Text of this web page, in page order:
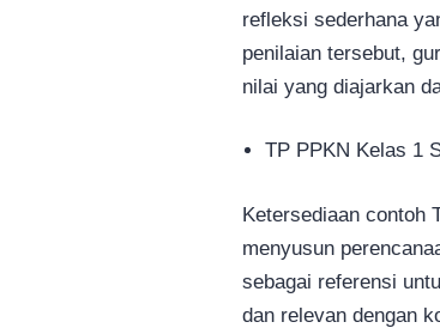
refleksi sederhana
penilaian tersebut,
nilai yang diajarkan
TP PPKN Kelas 1
Ketersediaan contoh
menyusun
sebagai referensi
dan relevan dengan